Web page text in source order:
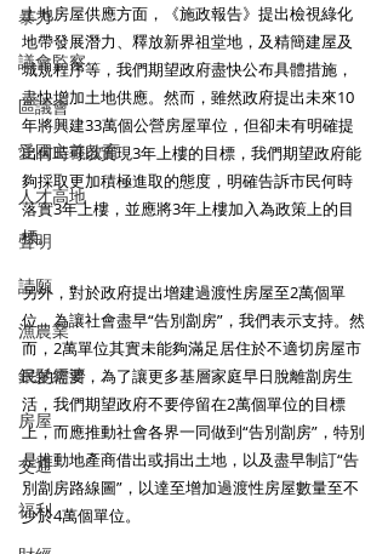
暴力
議會監察
區議會
愛國主義教育
人才高地
聲明
請願
漁農業
銀髮經濟
房屋
交通
福利
土地房屋供應方面，《施政報告》提出檢視綠化
地帶發展潛力、釋放新界祖堂地，及精簡建屋及
城規程序等，我們期望政府盡快公布具體措施，
盡快增加土地供應。然而，雖然政府提出未來10
年將興建33萬個公營房屋單位，但卻未有明確提
出何時可以實現3年上樓的目標，我們期望政府能
夠採取更加積極進取的態度，明確告訴市民何時
落實3年上樓，並應將3年上樓加入為政策上的目
標。
另外，對於政府提出增建過渡性房屋至2萬個單
位，為讓社會盡早“告別劏房”，我們表示支持。然
而，2萬單位其實未能夠滿足居住於不適切房屋市
民的需要，為了讓更多基層家庭早日脫離劏房生
活，我們期望政府不要停留在2萬個單位的目標
上，而應推動社會各界一同做到“告別劏房”，特別
是推動地產商借出或捐出土地，以及盡早制訂“告
別劏房路線圖”，以達至增加過渡性房屋數量至不
少於4萬個單位。